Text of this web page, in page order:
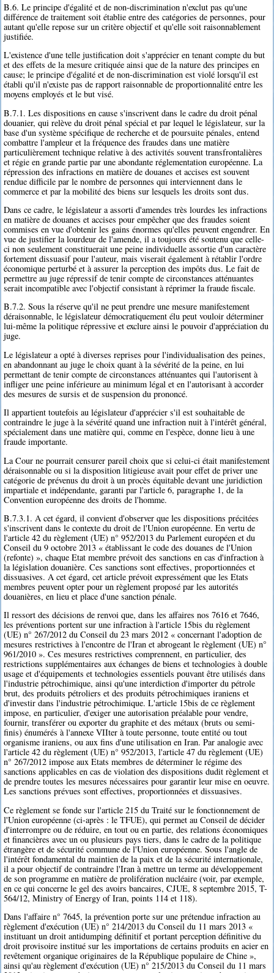
B.6. Le principe d'égalité et de non-discrimination n'exclut pas qu'une
différence de traitement soit établie entre des catégories de personnes, pour
autant qu'elle repose sur un critère objectif et qu'elle soit raisonnablement
justifiée.
L'existence d'une telle justification doit s'apprécier en tenant compte du but
et des effets de la mesure critiquée ainsi que de la nature des principes en
cause; le principe d'égalité et de non-discrimination est violé lorsqu'il est
établi qu'il n'existe pas de rapport raisonnable de proportionnalité entre les
moyens employés et le but visé.
B.7.1. Les dispositions en cause s'inscrivent dans le cadre du droit pénal
douanier, qui relève du droit pénal spécial et par lequel le législateur, sur la
base d'un système spécifique de recherche et de poursuite pénales, entend
combattre l'ampleur et la fréquence des fraudes dans une matière
particulièrement technique relative à des activités souvent transfrontalières
et régie en grande partie par une abondante réglementation européenne. La
répression des infractions en matière de douanes et accises est souvent
rendue difficile par le nombre de personnes qui interviennent dans le
commerce et par la mobilité des biens sur lesquels les droits sont dus.
Dans ce cadre, le législateur a assorti d'amendes très lourdes les infractions
en matière de douanes et accises pour empêcher que des fraudes soient
commises en vue d'obtenir les gains énormes qu'elles peuvent engendrer. En
vue de justifier la lourdeur de l'amende, il a toujours été soutenu que celle-
ci non seulement constituerait une peine individuelle assortie d'un caractère
fortement dissuasif pour l'auteur, mais viserait également à rétablir l'ordre
économique perturbé et à assurer la perception des impôts dus. Le fait de
permettre au juge répressif de tenir compte de circonstances atténuantes
serait incompatible avec l'objectif consistant à réprimer la fraude fiscale.
B.7.2. Sous la réserve qu'il ne peut prendre une mesure manifestement
déraisonnable, le législateur démocratiquement élu peut vouloir déterminer
lui-même la politique répressive et exclure ainsi le pouvoir d'appréciation du
juge.
Le législateur a opté à diverses reprises pour l'individualisation des peines,
en abandonnant au juge le choix quant à la sévérité de la peine, en lui
permettant de tenir compte de circonstances atténuantes qui l'autorisent à
infliger une peine inférieure au minimum légal et en l'autorisant à accorder
des mesures de sursis et de suspension du prononcé.
Il appartient toutefois au législateur d'apprécier s'il est souhaitable de
contraindre le juge à la sévérité quand une infraction nuit à l'intérêt général,
spécialement dans une matière qui, comme en l'espèce, donne lieu à une
fraude importante.
La Cour ne pourrait censurer pareil choix que si celui-ci était manifestement
déraisonnable ou si la disposition litigieuse avait pour effet de priver une
catégorie de prévenus du droit à un procès équitable devant une juridiction
impartiale et indépendante, garanti par l'article 6, paragraphe 1, de la
Convention européenne des droits de l'homme.
B.7.3.1. A cet égard, il convient d'observer que les dispositions précitées
s'inscrivent dans le contexte du droit de l'Union européenne. En vertu de
l'article 42 du règlement (UE) n° 952/2013 du Parlement européen et du
Conseil du 9 octobre 2013 « établissant le code des douanes de l'Union
(refonte) », chaque Etat membre prévoit des sanctions en cas d'infraction à
la législation douanière. Ces sanctions sont effectives, proportionnées et
dissuasives. A cet égard, cet article prévoit expressément que les Etats
membres peuvent opter pour un règlement proposé par les autorités
douanières, en lieu et place d'une sanction pénale.
Il ressort des décisions de renvoi que, dans les affaires nos 7616 et 7646,
les préventions portent sur une infraction à l'article 15bis du règlement
(UE) n° 267/2012 du Conseil du 23 mars 2012 « concernant l'adoption de
mesures restrictives à l'encontre de l'Iran et abrogeant le règlement (UE) n°
961/2010 ». Ces mesures restrictives comprennent, en particulier, des
restrictions supplémentaires aux échanges de biens et technologies à double
usage et d'équipements et technologies essentiels pouvant être utilisés dans
l'industrie pétrochimique, ainsi qu'une interdiction d'importer du pétrole
brut, des produits pétroliers et des produits pétrochimiques iraniens et
d'investir dans l'industrie pétrochimique. L'article 15bis de ce règlement
impose, en particulier, d'exiger une autorisation préalable pour vendre,
fournir, transférer ou exporter du graphite et des métaux (bruts ou semi-
finis) énumérés à l'annexe VIIter à toute personne, toute entité ou tout
organisme iraniens, ou aux fins d'une utilisation en Iran. Par analogie avec
l'article 42 du règlement (UE) n° 952/2013, l'article 47 du règlement (UE)
n° 267/2012 impose aux Etats membres de déterminer le régime des
sanctions applicables en cas de violation des dispositions dudit règlement et
de prendre toutes les mesures nécessaires pour garantir leur mise en oeuvre.
Les sanctions prévues sont effectives, proportionnées et dissuasives.
Ce règlement se fonde sur l'article 215 du Traité sur le fonctionnement de
l'Union européenne (ci-après : le TFUE), qui permet au Conseil de décider
d'interrompre ou de réduire, en tout ou en partie, des relations économiques
et financières avec un ou plusieurs pays tiers, dans le cadre de la politique
étrangère et de sécurité commune de l'Union européenne. Sous l'angle de
l'intérêt fondamental du maintien de la paix et de la sécurité internationale,
il a pour objectif de contraindre l'Iran à mettre un terme au développement
de son programme en matière de prolifération nucléaire (voir, par exemple,
en ce qui concerne le gel des avoirs bancaires, CJUE, 8 septembre 2015, T-
564/12, Ministry of Energy of Iran, points 114 et 118).
Dans l'affaire n° 7645, la prévention porte sur une prétendue infraction au
règlement d'exécution (UE) n° 214/2013 du Conseil du 11 mars 2013 «
instituant un droit antidumping définitif et portant perception définitive du
droit provisoire institué sur les importations de certains produits en acier en
revêtement organique originaires de la République populaire de Chine »,
ainsi qu'au règlement d'exécution (UE) n° 215/2013 du Conseil du 11 mars